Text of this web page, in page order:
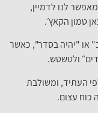
לנו לדמיין,
טמון הקאץ׳.
או "יהיה בסדר", כאשר
ולטשטש.
העתיד, ומשולבת
כוח עצום.